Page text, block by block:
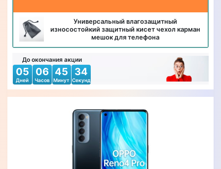
Универсальный влагозащитный
износостойкий защитный кисет чехол карман
мешок для телефона
До окончания акции
05
Дней
06
Часов
45
Минут
33
Секунд